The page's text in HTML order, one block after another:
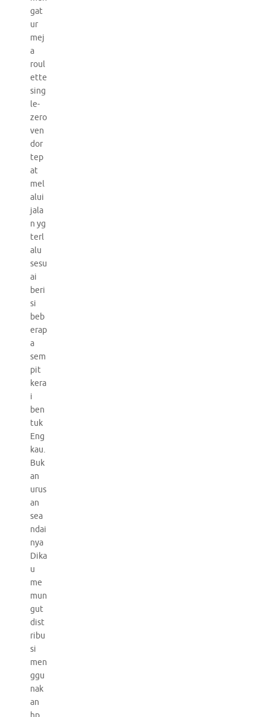
gat
ur
mej
a
roul
ette
sing
le-
zero
ven
dor
tep
at
mel
alui
jala
n yg
terl
alu
sesu
ai
beri
si
beb
erap
a
sem
pit
kera
i
ben
tuk
Eng
kau.
Buk
an
urus
an
sea
ndai
nya
Dika
u
me
mun
gut
dist
ribu
si
men
ggu
nak
an